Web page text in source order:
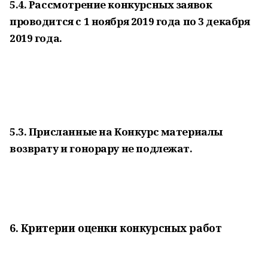
5.4. Рассмотрение конкурсных заявок
проводится с 1 ноября 2019 года по 3 декабря
2019 года.
5.3. Присланные на Конкурс материалы
возврату и гонорару не подлежат.
6. Критерии оценки конкурсных работ